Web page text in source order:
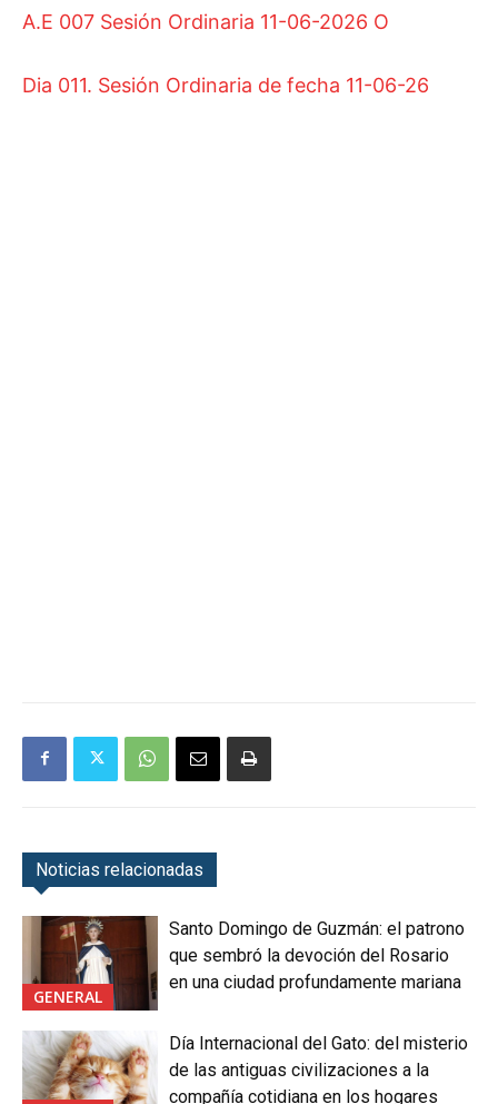
A.E 007 Sesión Ordinaria 11-06-2026 O
Dia 011. Sesión Ordinaria de fecha 11-06-26
Noticias relacionadas
GENERAL
Santo Domingo de Guzmán: el patrono
que sembró la devoción del Rosario
en una ciudad profundamente mariana
Día Internacional del Gato: del misterio
de las antiguas civilizaciones a la
compañía cotidiana en los hogares